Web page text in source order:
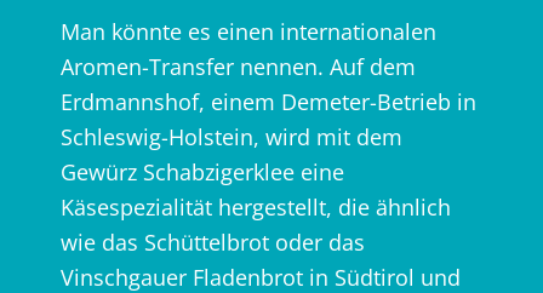
Man könnte es einen internationalen
Aromen-Transfer nennen. Auf dem
Erdmannshof, einem Demeter-Betrieb in
Schleswig-Holstein, wird mit dem
Gewürz Schabzigerklee eine
Käsespezialität hergestellt, die ähnlich
wie das Schüttelbrot oder das
Vinschgauer Fladenbrot in Südtirol und